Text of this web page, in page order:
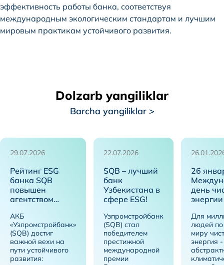
эффективность работы банка, соответствуя
международным экологическим стандартам и лучшим
мировым практикам устойчивого развития.
Dolzarb yangiliklar
Barcha yangiliklar >
29.07.2026
Рейтинг ESG
банка SQB
повышен
агентством
до уровня «2»
АКБ
«Узпромстройбанк»
(SQB) достиг
важной вехи на
пути устойчивого
развития:
22.07.2026
SQB – лучший
банк
Узбекистана в
сфере ESG!
Узпромстройбанк
(SQB) стал
победителем
престижной
международной
премии
26
день
энергии
Для
людей
миру
энергия